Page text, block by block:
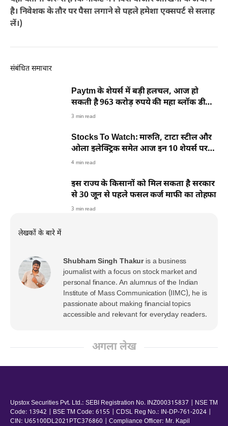
है। निवेशक के तौर पर पैसा लगाने से पहले हमेशा एक्सपर्ट से सलाह
लें।)
संबंधित समाचार
Paytm के शेयर्स में बड़ी हलचल, आज हो
सकती है 963 करोड़ रुपये की महा ब्लॉक डील,
टूटा स्टॉक
3 min read
Stocks To Watch: मारुति, टाटा स्टील और
ओला इलेक्ट्रिक समेत आज इन 10 शेयर्स पर
रखें नजर
4 min read
इस राज्य के किसानों को मिल सकता है सरकार
से 30 जून से पहले फसल कर्ज माफी का तोहफा
3 min read
लेखकों के बारे में
Shubham Singh Thakur is a business
journalist with a focus on stock market and
personal finance. An alumnus of the Indian
Institute of Mass Communication (IIMC), he is
passionate about making financial topics
accessible and relevant for everyday readers.
अगला लेख
Upstox Securities Pvt. Ltd.: SEBI Registration No. INZ000315837 | NSE TM
Code: 13942 | BSE TM Code: 6155 | CDSL Reg No.: IN-DP-761-2024 |
CIN: U65100DL2021PTC376860 | Compliance Officer: Mr. Kapil